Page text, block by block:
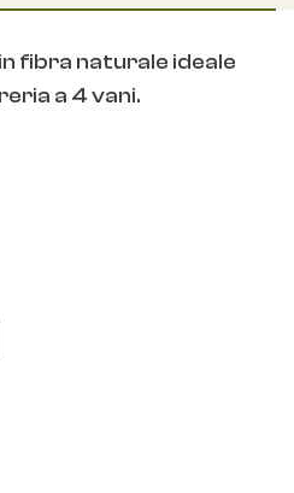
fibra naturale ideale
a 4 vani.